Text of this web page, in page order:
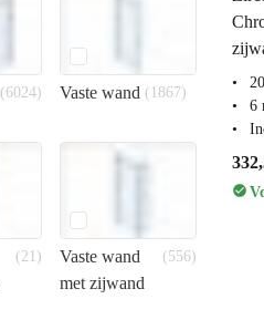
(6024) Vaste wand (1867)
(21)
Vaste wand
met zijwand
(556)
6